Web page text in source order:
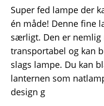
Super fed lampe der
én måde! Denne fine
særligt. Den er
transportabel og kan
slags lampe. Du kan
lanternen som
design g